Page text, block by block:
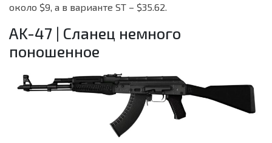
около $9, а в варианте ST – $35.62.
AK-47 | Сланец немного
поношенное